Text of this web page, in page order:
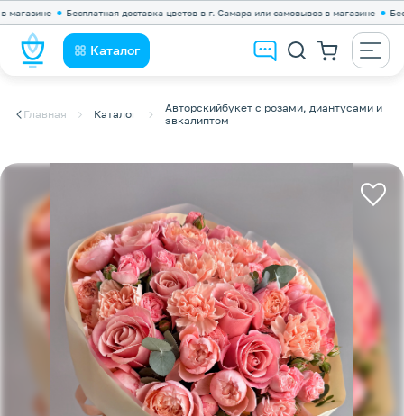
Бесплатная доставка цветов в г. Самара или самовывоз в магазине
Каталог
Главная Каталог
Авторскийбукет с розами, диантусами и
эвкалиптом